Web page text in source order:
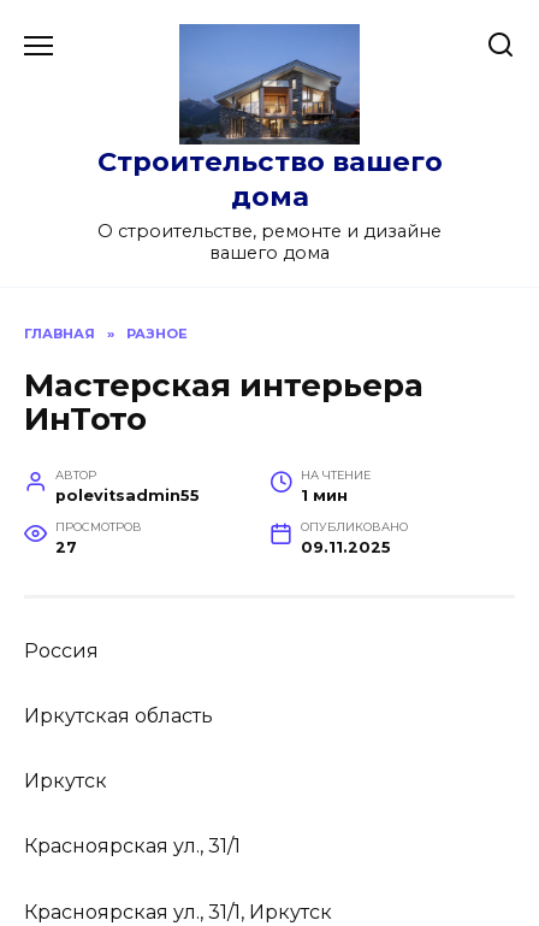
Строительство вашего
дома
О строительстве, ремонте и дизайне
вашего дома
ГЛАВНАЯ » РАЗНОЕ
Мастерская интерьера
ИнТото
АВТОР
polevitsadmin55
НА ЧТЕНИЕ
1 мин
ПРОСМОТРОВ
27
ОПУБЛИКОВАНО
09.11.2025
Россия
Иркутская область
Иркутск
Красноярская ул., 31/1
Красноярская ул., 31/1, Иркутск